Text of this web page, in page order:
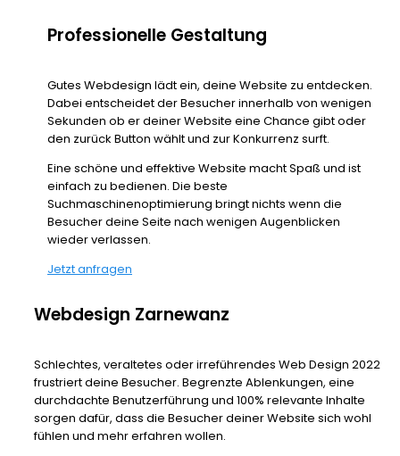
Professionelle Gestaltung
Gutes Webdesign lädt ein, deine Website zu entdecken.
Dabei entscheidet der Besucher innerhalb von wenigen
Sekunden ob er deiner Website eine Chance gibt oder
den zurück Button wählt und zur Konkurrenz surft.
Eine schöne und effektive Website macht Spaß und ist
einfach zu bedienen. Die beste
Suchmaschinenoptimierung bringt nichts wenn die
Besucher deine Seite nach wenigen Augenblicken
wieder verlassen.
Jetzt anfragen
Webdesign Zarnewanz
Schlechtes, veraltetes oder irreführendes Web Design 2022
frustriert deine Besucher. Begrenzte Ablenkungen, eine
durchdachte Benutzerführung und 100% relevante Inhalte
sorgen dafür, dass die Besucher deiner Website sich wohl
fühlen und mehr erfahren wollen.